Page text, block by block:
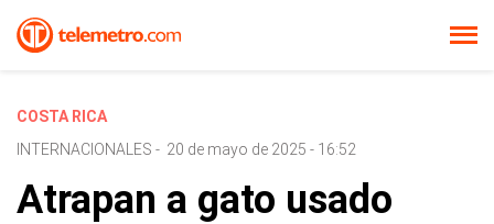
COSTA RICA
INTERNACIONALES - 20 de mayo de 2025 - 16:52
Atrapan a gato usado